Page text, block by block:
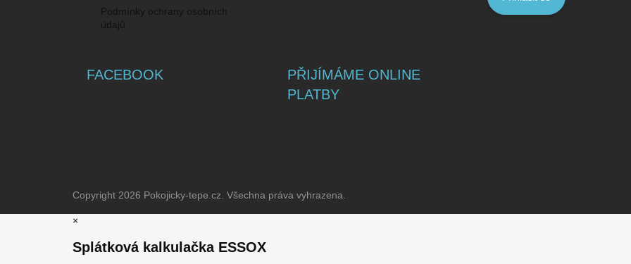
Podmínky ochrany osobních
údajů
FACEBOOK
PŘIJÍMÁME ONLINE
PLATBY
Copyright 2026 Pokojicky-tepe.cz. Všechna práva vyhrazena.
×
Splátková kalkulačka ESSOX